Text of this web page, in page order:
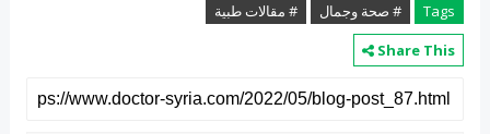
Tags # صحة وجمال
# مقالات طبية
Share This